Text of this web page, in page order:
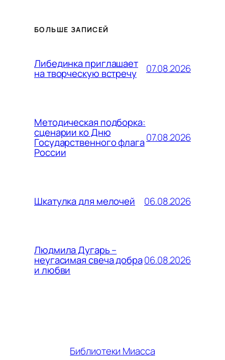
БОЛЬШЕ ЗАПИСЕЙ
Либединка приглашает
на творческую встречу 07.08.2026
Методическая подборка:
сценарии ко Дню
Государственного флага
России
07.08.2026
Шкатулка для мелочей 06.08.2026
Людмила Дугарь –
неугасимая свеча добра
и любви
06.08.2026
Библиотеки Миасса